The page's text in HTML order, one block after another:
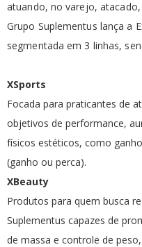
atuando, no varejo,
Grupo Suplementus lança a
segmentada em 3 linhas,
XSports
Focada para praticantes de
objetivos de performance,
físicos estéticos, como
(ganho ou perca).
XBeauty
Produtos para quem busca
Suplementus capazes de
de massa e controle de